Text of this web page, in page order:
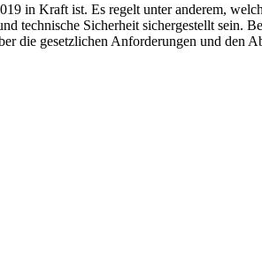
in Kraft ist. Es regelt unter anderem,
technische Sicherheit sichergestellt sein.
die gesetzlichen Anforderungen und den